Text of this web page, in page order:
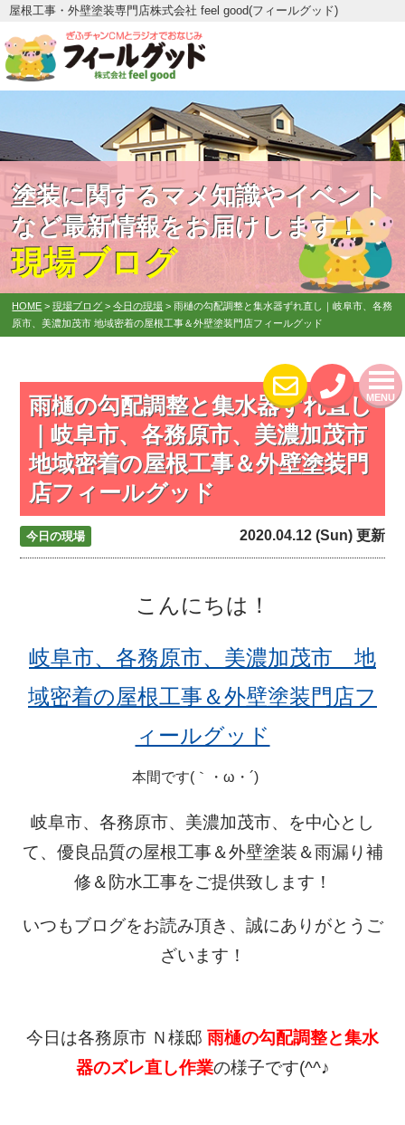
屋根工事・外壁塗装専門店株式会社 feel good(フィールグッド)
MENU
塗装に関するマメ知識やイベント
など最新情報をお届けします！
現場ブログ
HOME >現場ブログ >今日の現場 >雨樋の勾配調整と集水器ずれ直し｜岐阜市、各務
原市、美濃加茂市 地域密着の屋根工事＆外壁塗装門店フィールグッド
雨樋の勾配調整と集水器ずれ直し
｜岐阜市、各務原市、美濃加茂市
地域密着の屋根工事＆外壁塗装門
店フィールグッド
今日の現場 2020.04.12 (Sun) 更新
こんにちは！
岐阜市、各務原市、美濃加茂市 地
域密着の屋根工事＆外壁塗装門店フ
ィールグッド
本間です(｀・ω・´)ゞ
岐阜市、各務原市、美濃加茂市、を中心とし
て、優良品質の屋根工事＆外壁塗装＆雨漏り補
修＆防水工事をご提供致します！
いつもブログをお読み頂き、誠にありがとうご
ざいます！
今日は各務原市 Ｎ様邸 雨樋の勾配調整と集水
器のズレ直し作業の様子です(^^♪